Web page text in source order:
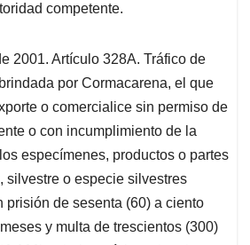
competente.
2001. Artículo 328A. Tráfico de
por Cormacarena, el que
o comercialice sin permiso de
o con incumplimiento de la
especímenes, productos o partes
silvestre o especie silvestres
prisión de sesenta (60) a ciento
y multa de trescientos (300)